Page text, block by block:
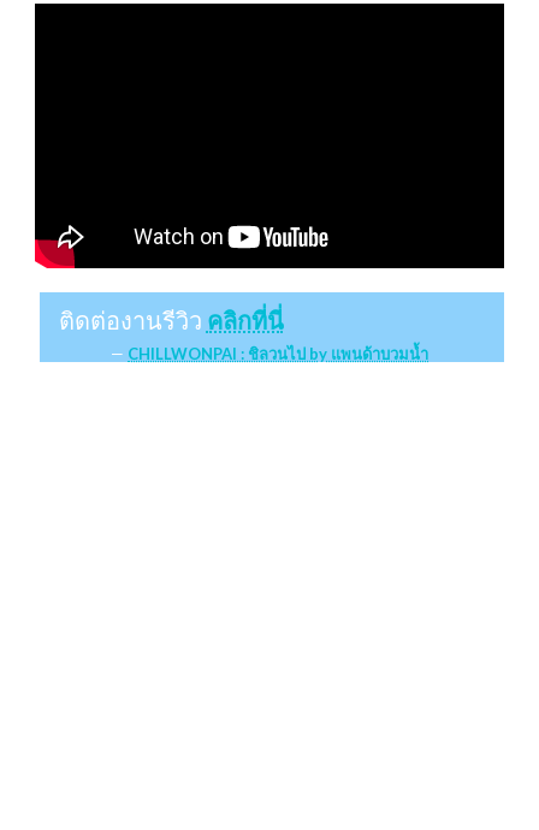
ติดต่องานรีวิว คลิกที่นี่
CHILLWONPAI : ชิลวนไป by แพนด้าบวมน้ำ